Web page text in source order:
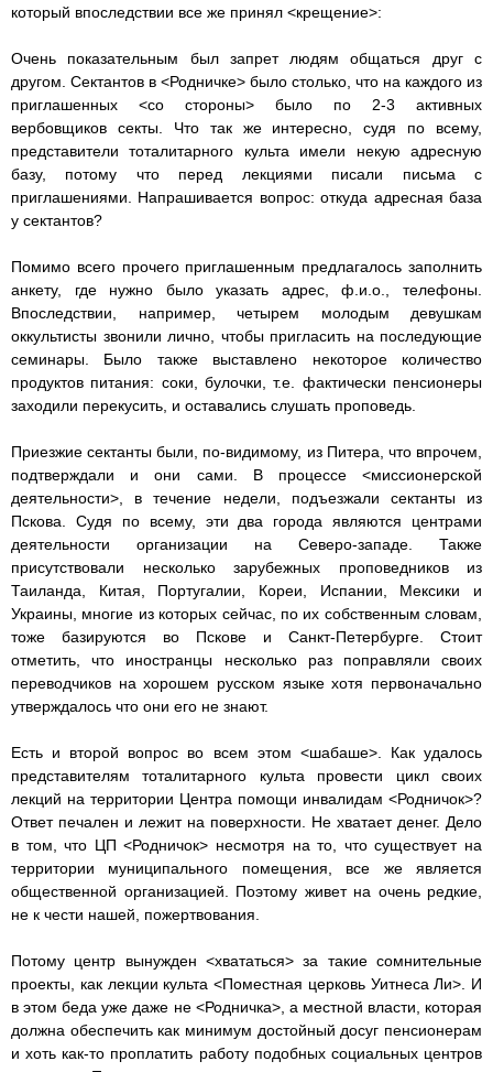
который впоследствии все же принял <крещение>:
Очень показательным был запрет людям общаться друг с
другом. Сектантов в <Родничке> было столько, что на каждого из
приглашенных <со стороны> было по 2-3 активных
вербовщиков секты. Что так же интересно, судя по всему,
представители тоталитарного культа имели некую адресную
базу, потому что перед лекциями писали письма с
приглашениями. Напрашивается вопрос: откуда адресная база
у сектантов?
Помимо всего прочего приглашенным предлагалось заполнить
анкету, где нужно было указать адрес, ф.и.о., телефоны.
Впоследствии, например, четырем молодым девушкам
оккультисты звонили лично, чтобы пригласить на последующие
семинары. Было также выставлено некоторое количество
продуктов питания: соки, булочки, т.е. фактически пенсионеры
заходили перекусить, и оставались слушать проповедь.
Приезжие сектанты были, по-видимому, из Питера, что впрочем,
подтверждали и они сами. В процессе <миссионерской
деятельности>, в течение недели, подъезжали сектанты из
Пскова. Судя по всему, эти два города являются центрами
деятельности организации на Северо-западе. Также
присутствовали несколько зарубежных проповедников из
Таиланда, Китая, Португалии, Кореи, Испании, Мексики и
Украины, многие из которых сейчас, по их собственным словам,
тоже базируются во Пскове и Санкт-Петербурге. Стоит
отметить, что иностранцы несколько раз поправляли своих
переводчиков на хорошем русском языке хотя первоначально
утверждалось что они его не знают.
Есть и второй вопрос во всем этом <шабаше>. Как удалось
представителям тоталитарного культа провести цикл своих
лекций на территории Центра помощи инвалидам <Родничок>?
Ответ печален и лежит на поверхности. Не хватает денег. Дело
в том, что ЦП <Родничок> несмотря на то, что существует на
территории муниципального помещения, все же является
общественной организацией. Поэтому живет на очень редкие,
не к чести нашей, пожертвования.
Потому центр вынужден <хвататься> за такие сомнительные
проекты, как лекции культа <Поместная церковь Уитнеса Ли>. И
в этом беда уже даже не <Родничка>, а местной власти, которая
должна обеспечить как минимум достойный досуг пенсионерам
и хоть как-то проплатить работу подобных социальных центров